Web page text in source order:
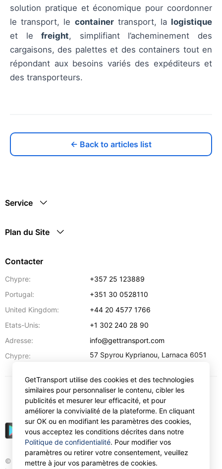
solution pratique et économique pour coordonner
le transport, le containertransport, la logistique
et lefreight, simplifiant l’acheminement des
cargaisons, des palettes et des containers tout en
répondant aux besoins variés des expéditeurs et
des transporteurs.
← Back to articles list
Service
Plan du Site
Contacter
Chypre:
+357 25 123889
Portugal:
+351 30 0528110
United Kingdom:
+44 20 4577 1766
Etats-Unis:
+1 302 240 28 90
Adresse:
info@gettransport.com
Chypre:
57 Spyrou Kyprianou, Larnaca 6051
© Gettransport International Limited. GetTransport®
EUR
GetTransport utilise des cookies et des technologies
similaires pour personnaliser le contenu, cibler les
publicités et mesurer leur efficacité, et pour
améliorer la convivialité de la plateforme. En cliquant
sur OK ou en modifiant les paramètres des cookies,
vous acceptez les conditions décrites dans notre
Politique de confidentialité. Pour modifier vos
paramètres ou retirer votre consentement, veuillez
mettre à jour vos paramètres de cookies.